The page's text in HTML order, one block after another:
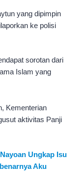
yang dipimpin
ke polisi
sorotan dari
Islam yang
Kementerian
aktivitas Panji
Ungkap Isu
Aku